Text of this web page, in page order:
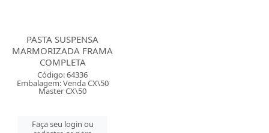
PASTA SUSPENSA
MARMORIZADA FRAMA
COMPLETA
Código: 64336
Embalagem: Venda CX\50
Master CX\50
Faça seu login ou